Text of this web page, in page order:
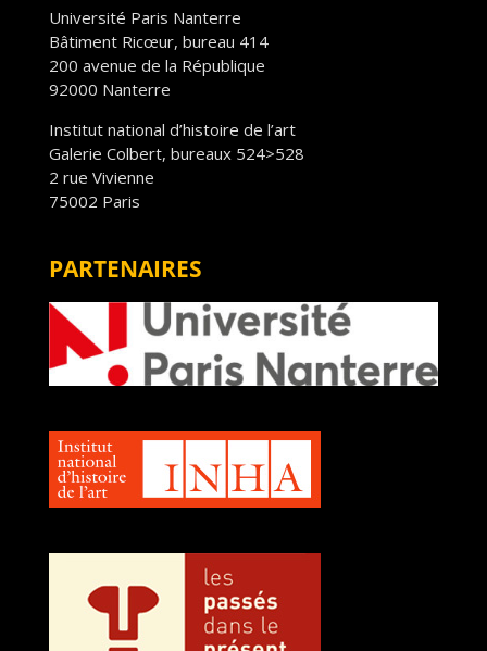
Université Paris Nanterre
Bâtiment Ricœur, bureau 414
200 avenue de la République
92000 Nanterre
Institut national d’histoire de l’art
Galerie Colbert, bureaux 524>528
2 rue Vivienne
75002 Paris
PARTENAIRES